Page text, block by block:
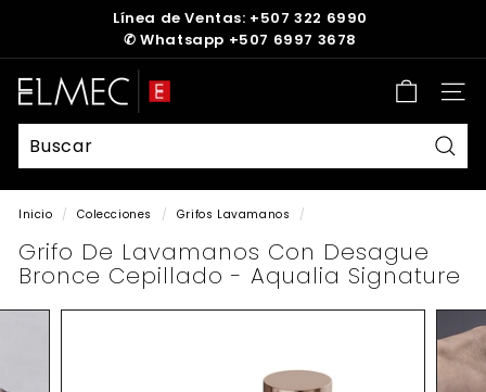
diapositivas
pausa
Línea de Ventas: +507 322 6990
✆ Whatsapp +507 6997 3678
E
L
M
E
C
Inicio / Colecciones / Grifos Lavamanos /
Grifo De Lavamanos Con Desague
Bronce Cepillado - Aqualia Signature